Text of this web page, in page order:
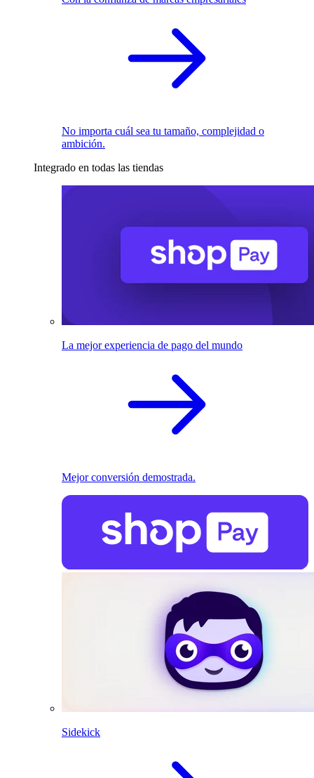
No importa cuál sea tu tamaño, complejidad o
ambición.
Integrado en todas las tiendas
La mejor experiencia de pago del mundo
Mejor conversión demostrada.
Sidekick